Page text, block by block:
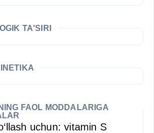
TA'SIRI
FAOL MODDALARIGA
uchun: vitamin S